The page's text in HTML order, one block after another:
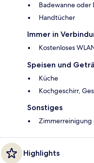
Badewanne oder
Handtücher
Immer in
Kostenloses
Speisen und
Küche
Kochgeschirr,
Sonstiges
Zimmerreinigung
Highlights